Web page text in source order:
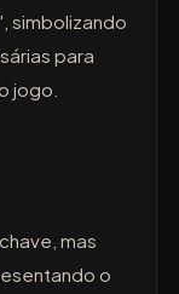
simbolizando
para
jogo.
mas
o